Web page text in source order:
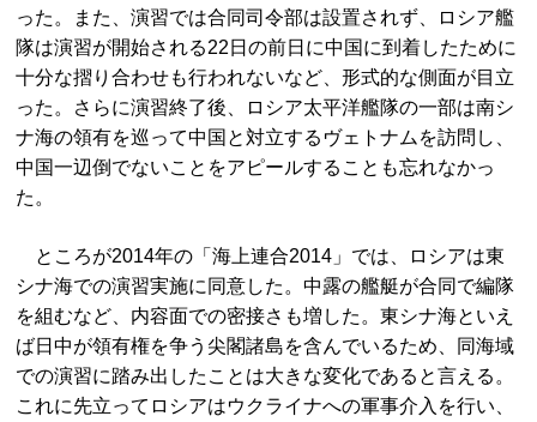
った。また、演習では合同司令部は設置されず、ロシア艦
隊は演習が開始される22日の前日に中国に到着したために
十分な摺り合わせも行われないなど、形式的な側面が目立
った。さらに演習終了後、ロシア太平洋艦隊の一部は南シ
ナ海の領有を巡って中国と対立するヴェトナムを訪問し、
中国一辺倒でないことをアピールすることも忘れなかっ
た。
ところが2014年の「海上連合2014」では、ロシアは東
シナ海での演習実施に同意した。中露の艦艇が合同で編隊
を組むなど、内容面での密接さも増した。東シナ海といえ
ば日中が領有権を争う尖閣諸島を含んでいるため、同海域
での演習に踏み出したことは大きな変化であると言える。
これに先立ってロシアはウクライナへの軍事介入を行い、